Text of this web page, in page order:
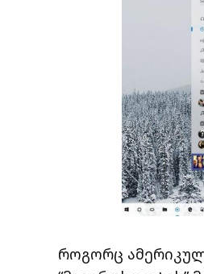
როგორც